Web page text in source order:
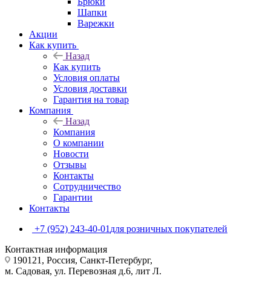
Шапки
Варежки
Акции
Как купить
Назад
Как купить
Условия оплаты
Условия доставки
Гарантия на товар
Компания
Назад
Компания
О компании
Новости
Отзывы
Контакты
Сотрудничество
Гарантии
Контакты
+7 (952) 243-40-01 для розничных покупателей
Контактная информация
190121, Россия, Санкт-Петербург,
м. Садовая, ул. Перевозная д.6, лит Л.